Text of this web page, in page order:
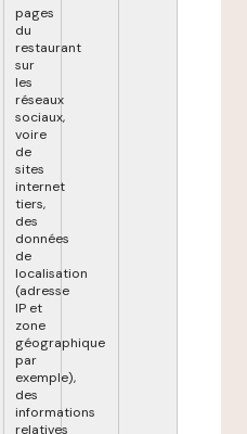
pages
du
restaurant
sur
les
réseaux
sociaux,
voire
de
sites
internet
tiers,
des
données
de
localisation
(adresse
IP et
zone
géographique
par
exemple),
des
informations
relatives